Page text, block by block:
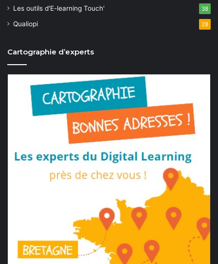
Les outils d'E-learning Touch' 38
Qualiopi 28
Cartographie d’experts